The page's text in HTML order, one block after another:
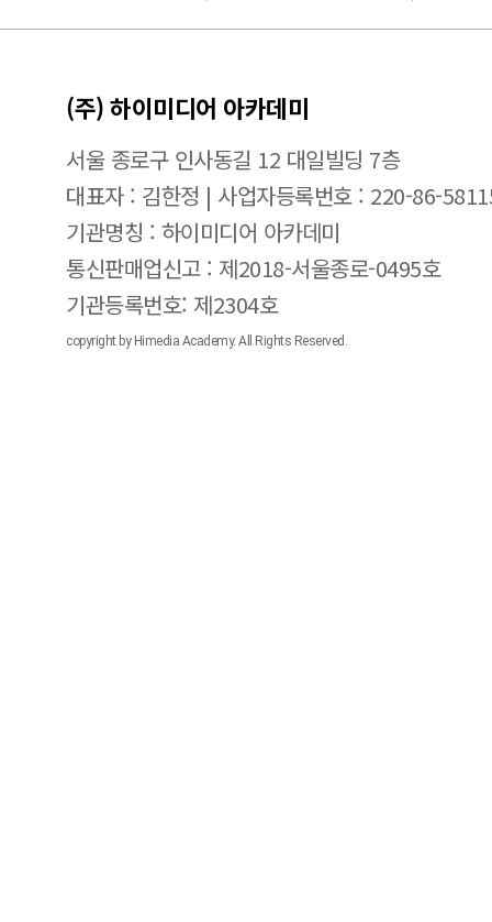
(주) 하이미디어 아카데미
서울 종로구 인사동길 12 대일빌딩 7층
대표자 : 김한정 | 사업자등록번호 : 220-86-
기관명칭 : 하이미디어 아카데미
통신판매업신고 : 제2018-서울종로-0495호
기관등록번호: 제2304호
copyright by Himedia Academy. All Rights Reserved.